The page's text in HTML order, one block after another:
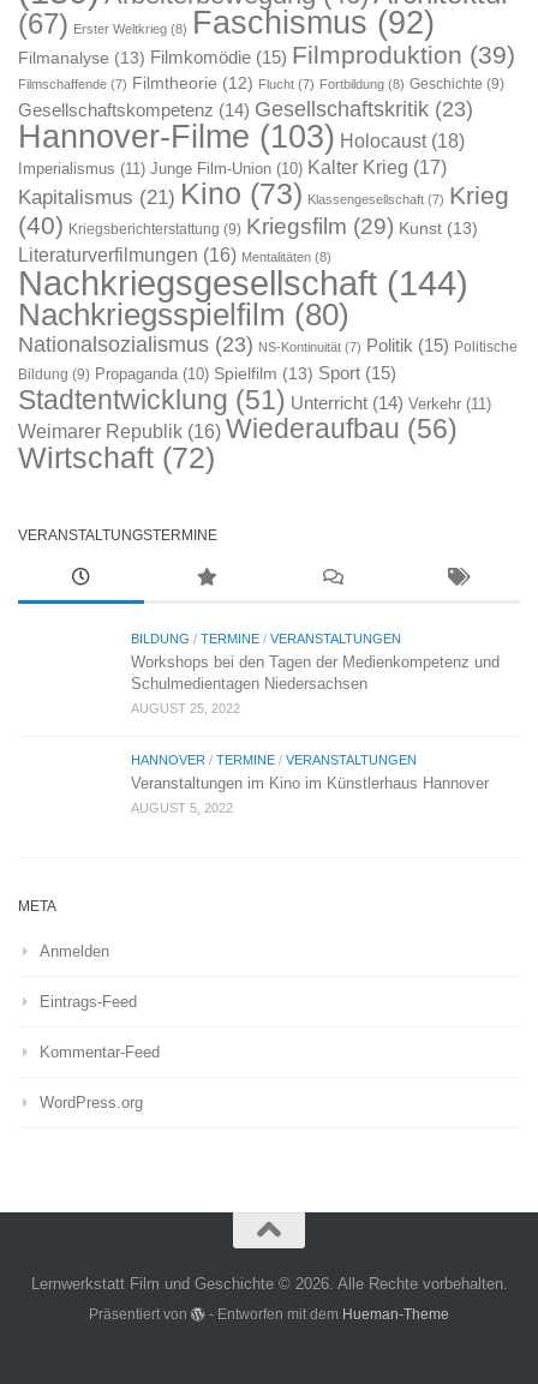
(67) Erster Weltkrieg (8) Faschismus (92)
Filmanalyse (13) Filmkomödie (15) Filmproduktion (39)
Filmschaffende (7) Filmtheorie (12) Flucht (7) Fortbildung (8) Geschichte (9)
Gesellschaftskompetenz (14) Gesellschaftskritik (23)
Hannover-Filme (103) Holocaust(18)
Imperialismus (11) Junge Film-Union (10) Kalter Krieg (17)
Kapitalismus (21) Kino (73) Klassengesellschaft (7) Krieg
(40) Kriegsberichterstattung (9) Kriegsfilm (29) Kunst (13)
Literaturverfilmungen (16) Mentalitäten (8)
Nachkriegsgesellschaft (144)
Nachkriegsspielfilm (80)
Nationalsozialismus (23) NS-Kontinuität (7) Politik (15) Politische
Bildung (9) Propaganda (10) Spielfilm (13) Sport (15)
Stadtentwicklung (51) Unterricht (14) Verkehr (11)
Weimarer Republik (16) Wiederaufbau (56)
Wirtschaft (72)
VERANSTALTUNGSTERMINE
BILDUNG / TERMINE / VERANSTALTUNGEN
Workshops bei den Tagen der Medienkompetenz und
Schulmedientagen Niedersachsen
AUGUST 25, 2022
HANNOVER / TERMINE / VERANSTALTUNGEN
Veranstaltungen im Kino im Künstlerhaus Hannover
AUGUST 5, 2022
META
Anmelden
Eintrags-Feed
Kommentar-Feed
WordPress.org
Lernwerkstatt Film und Geschichte © 2026. Alle Rechte vorbehalten.
Präsentiert von - Entworfen mit dem Hueman-Theme